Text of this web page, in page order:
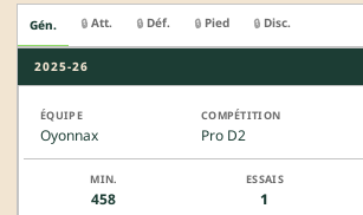
Gén. 🔒 Att. 🔒 Déf. 🔒 Pied 🔒 Disc.
2025-26
Oyonnax Pro D2
458 1